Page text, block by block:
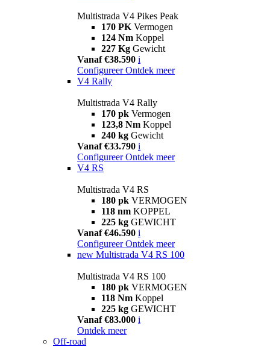
Multistrada V4 Pikes Peak
170 PK Vermogen
124 Nm Koppel
227 Kg Gewicht
Vanaf €38.590 i
Configureer Ontdek meer
V4 Rally
Multistrada V4 Rally
170 pk Vermogen
123,8 Nm Koppel
240 kg Gewicht
Vanaf €33.790 i
Configureer Ontdek meer
V4 RS
Multistrada V4 RS
180 pk VERMOGEN
118 nm KOPPEL
225 kg GEWICHT
Vanaf €46.590 i
Configureer Ontdek meer
new Multistrada V4 RS 100
Multistrada V4 RS 100
180 pk VERMOGEN
118 Nm Koppel
225 kg GEWICHT
Vanaf €83.000 i
Ontdek meer
Off-road